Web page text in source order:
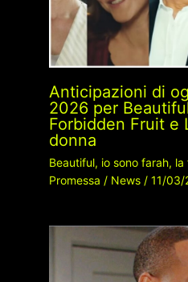
Anticipazioni di
2026 per
Forbidden Fruit e
donna
Beautiful, io sono farah, la
Promessa / News/ 11/03/